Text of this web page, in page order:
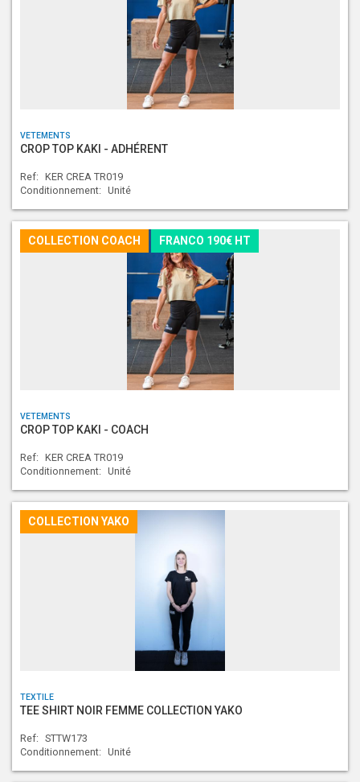
VETEMENTS
CROP TOP KAKI - ADHÉRENT
Ref: KER CREA TR019
Conditionnement: Unité
COLLECTION COACH FRANCO 190€ HT
VETEMENTS
CROP TOP KAKI - COACH
Ref: KER CREA TR019
Conditionnement: Unité
COLLECTION YAKO
TEXTILE
TEE SHIRT NOIR FEMME COLLECTION YAKO
Ref: STTW173
Conditionnement: Unité